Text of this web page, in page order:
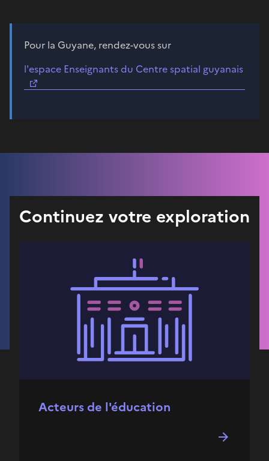
Pour la Guyane, rendez-vous sur
l'espace Enseignants du Centre spatial guyanais
Continuez votre exploration
Acteurs de l'éducation